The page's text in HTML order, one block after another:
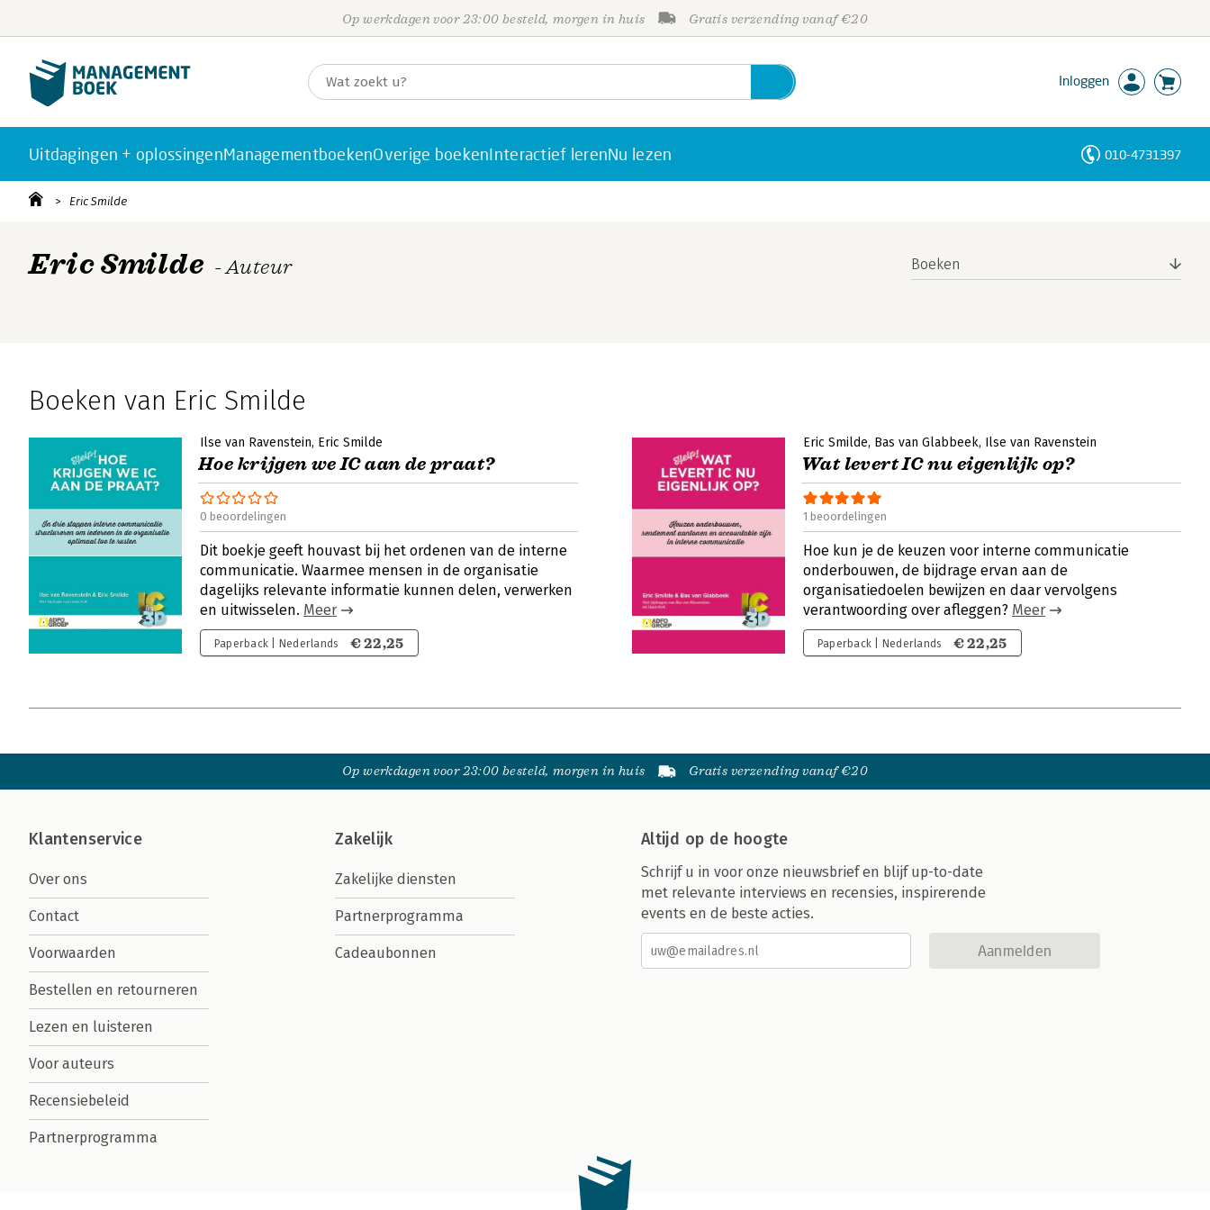
Op werkdagen voor 23:00 besteld, morgen in huis Gratis verzending vanaf €20
Inloggen
Uitdagingen + oplossingenManagementboekenOverige boekenInteractief lerenNu lezen 010-4731397
Eric Smilde
Eric Smilde - Auteur Boeken
Boeken van Eric Smilde
Ilse van Ravenstein Eric Smilde
Hoe krijgen we IC aan de praat?
0 beoordelingen
Dit boekje geeft houvast bij het ordenen van de interne
communicatie. Waarmee mensen in de organisatie
dagelijks relevante informatie kunnen delen, verwerken
en uitwisselen. Meer
Paperback | Nederlands € 22,25
Eric Smilde Bas van Glabbeek Ilse van Ravenstein
Wat levert IC nu eigenlijk op?
1 beoordelingen
Hoe kun je de keuzen voor interne communicatie
onderbouwen, de bijdrage ervan aan de
organisatiedoelen bewijzen en daar vervolgens
verantwoording over afleggen? Meer
Paperback | Nederlands € 22,25
Op werkdagen voor 23:00 besteld, morgen in huis Gratis verzending vanaf €20
Klantenservice
Over ons
Contact
Voorwaarden
Bestellen en retourneren
Lezen en luisteren
Voor auteurs
Recensiebeleid
Partnerprogramma
Zakelijk
Zakelijke diensten
Partnerprogramma
Cadeaubonnen
Altijd op de hoogte
Schrijf u in voor onze nieuwsbrief en blijf up-to-date
met relevante interviews en recensies, inspirerende
events en de beste acties.
Aanmelden
Personen